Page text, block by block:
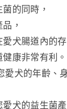
的同時，
，
犬腸道內的存
康非常有利。
犬的年齡、
犬的益生菌產